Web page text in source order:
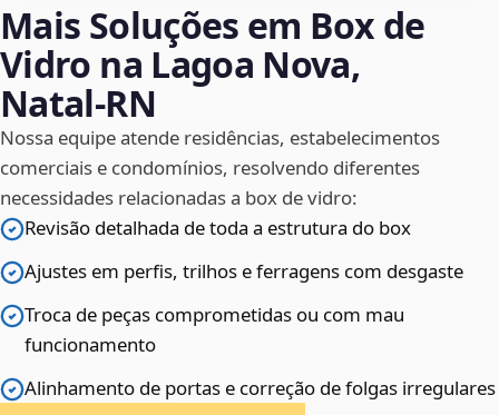
Mais Soluções em Box de
Vidro na Lagoa Nova,
Natal‑RN
Nossa equipe atende residências, estabelecimentos
comerciais e condomínios, resolvendo diferentes
necessidades relacionadas a box de vidro:
Revisão detalhada de toda a estrutura do box
Ajustes em perfis, trilhos e ferragens com desgaste
Troca de peças comprometidas ou com mau
funcionamento
Alinhamento de portas e correção de folgas irregulares